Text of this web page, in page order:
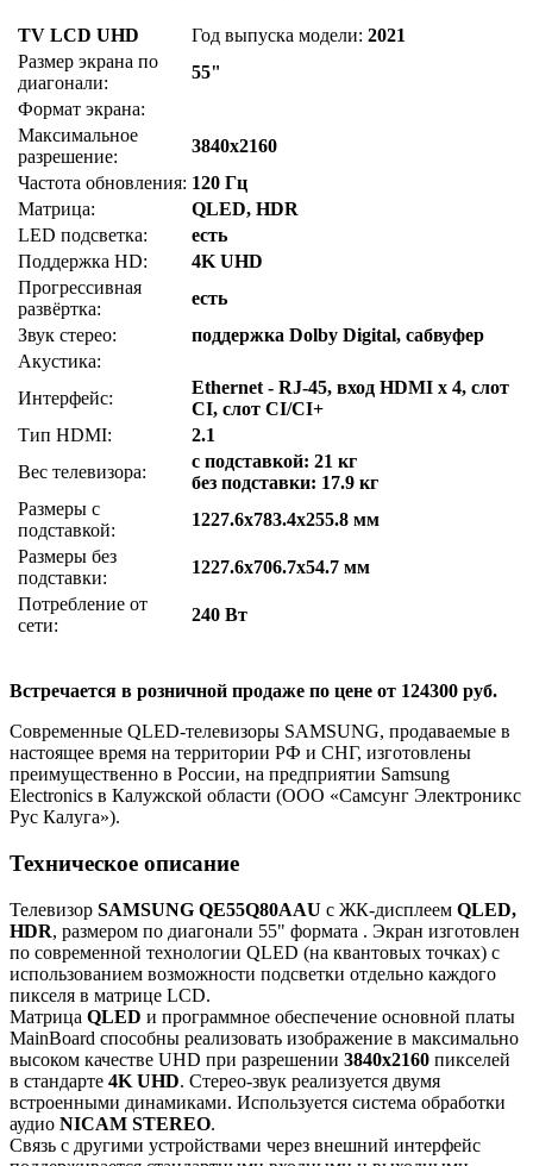
TV LCD UHD Год выпуска модели:2021
Размер экрана по
диагонали:
55"
Формат экрана:
Максимальное
разрешение:
3840x2160
Частота обновления: 120 Гц
Матрица:
QLED, HDR
LED подсветка:
есть
Поддержка HD:
4K UHD
Прогрессивная
развёртка:
есть
Звук стерео:
поддержка Dolby Digital, сабвуфер
Акустика:
Интерфейс:
Ethernet - RJ-45, вход HDMI x 4, слот
CI, слот CI/CI+
Тип HDMI:
2.1
Вес телевизора:
с подставкой: 21 кг
без подставки: 17.9 кг
Размеры с
подставкой:
1227.6x783.4x255.8 мм
Размеры без
подставки:
1227.6x706.7x54.7 мм
Потребление от
сети:
240 Вт
Встречается в розничной продаже по цене от 124300 руб.
Современные QLED-телевизоры SAMSUNG, продаваемые в
настоящее время на территории РФ и СНГ, изготовлены
преимущественно в России, на предприятии Samsung
Electronics в Калужской области (ООО «Самсунг Электроникс
Рус Калуга»).
Техническое описание
Телевизор SAMSUNG QE55Q80AAU с ЖК-дисплеем QLED,
HDR, размером по диагонали 55" формата . Экран изготовлен
по современной технологии QLED (на квантовых точках) с
использованием возможности подсветки отдельно каждого
пикселя в матрице LCD.
Матрица QLED и программное обеспечение основной платы
MainBoard способны реализовать изображение в максимально
высоком качестве UHD при разрешении 3840x2160 пикселей
в стандарте 4K UHD. Стерео-звук реализуется двумя
встроенными динамиками. Используется система обработки
аудио NICAM STEREO.
Связь с другими устройствами через внешний интерфейс